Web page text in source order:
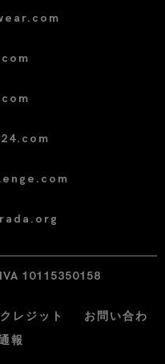
10115350158
クレジット
お問い合わ
報